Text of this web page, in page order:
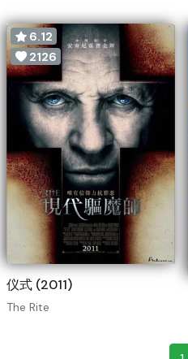
6.12
2126
仪式 (2011)
The Rite